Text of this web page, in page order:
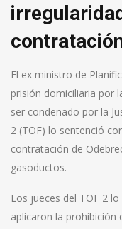
El ex ministro de
prisión domiciliaria por
ser condenado por la
2 (TOF) lo sentenció
contratación de
gasoductos.
Los jueces del TOF 2
aplicaron la prohibición